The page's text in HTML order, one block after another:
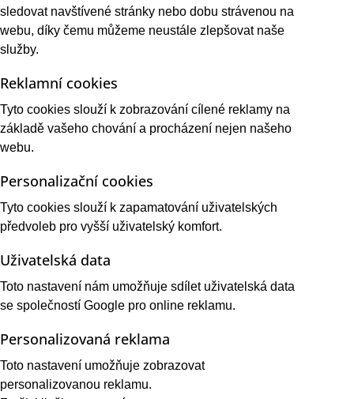
sledovat navštívené stránky nebo dobu strávenou na
webu, díky čemu můžeme neustále zlepšovat naše
služby.
Reklamní cookies
Tyto cookies slouží k zobrazování cílené reklamy na
základě vašeho chování a procházení nejen našeho
webu.
Personalizační cookies
Tyto cookies slouží k zapamatování uživatelských
předvoleb pro vyšší uživatelský komfort.
Uživatelská data
Toto nastavení nám umožňuje sdílet uživatelská data
se společností Google pro online reklamu.
Personalizovaná reklama
Toto nastavení umožňuje zobrazovat
personalizovanou reklamu.